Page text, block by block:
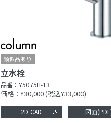
立水栓
品番： Y5075H-13
価格：¥30,000(税込¥33,000)
2D CAD 図面